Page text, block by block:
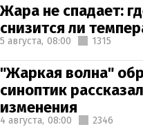
Жара не спадает:
снизится ли
5 августа, 08:00 1315
"Жаркая волна"
синоптик
изменения
4 августа, 08:00 2346